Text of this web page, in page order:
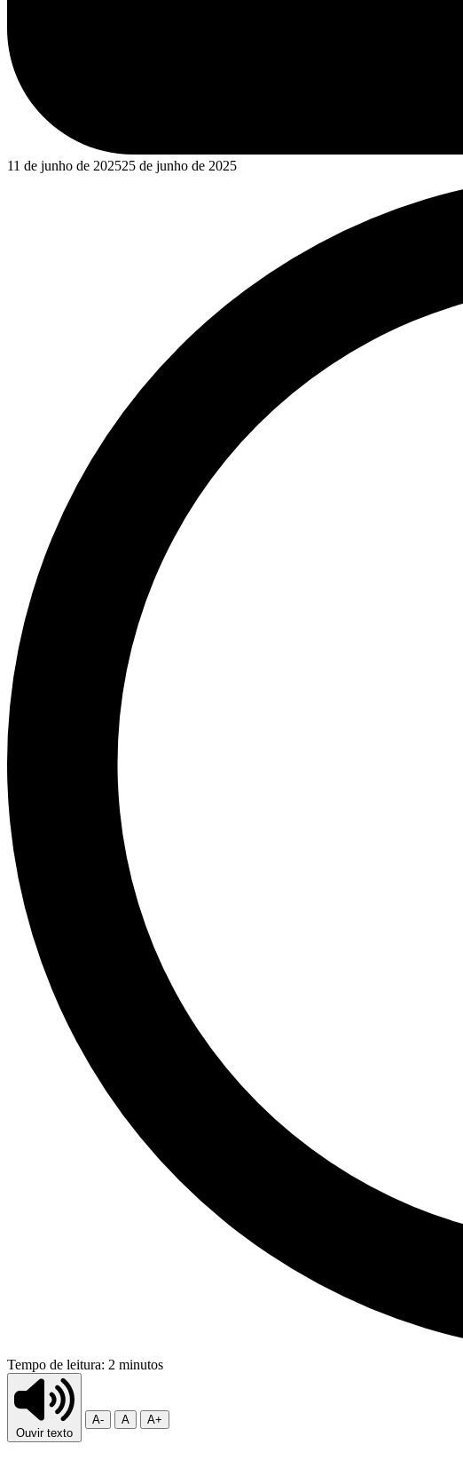
11 de junho de 202525 de junho de 2025
Tempo de leitura: 2 minutos
Ouvir texto
A- A A+